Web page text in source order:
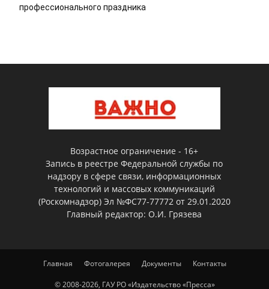
профессионального праздника
Возрастное ограничение - 16+
Запись в реестре Федеральной службы по
надзору в сфере связи, информационных
технологий и массовых коммуникаций
(Роскомнадзор) Эл №ФС77-77772 от 29.01.2020
Главный редактор: О.И. Грязева
Главная Фотогалерея Документы Контакты
© 2008-2026, ГАУ РО «Издательство «Пресса»